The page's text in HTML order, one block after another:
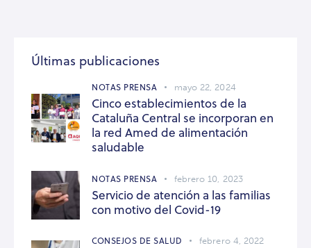
Últimas publicaciones
NOTAS PRENSA mayo 22, 2024
Cinco establecimientos de la
Cataluña Central se incorporan en
la red Amed de alimentación
saludable
NOTAS PRENSA febrero 10, 2023
Servicio de atención a las familias
con motivo del Covid-19
CONSEJOS DE SALUD febrero 4, 2022